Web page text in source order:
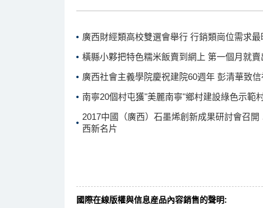
廣西財經類高校雙選會舉行 行銷類崗位需求最
橫縣小夥把特色糯米飯賣到網上 第一個月就賣
廣西社會主義學院慶祝建院60週年 彭清華致
南寧20個村屯獲"美麗南寧"鄉村建設綠色示範
2017中國（廣西）石墨烯創新成果研討會召
西新名片
國際在線版權與信息産品內容銷售的聲明: